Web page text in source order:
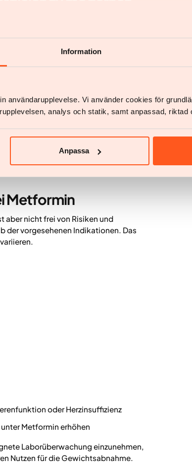
Information
användarupplevelse. Vi använder cookies för
analys och statik, samt anpassad, riktad
Anpassa
aber der Effekt ist meist begrenzt,
ausgeprägten Stoffwechselstörungen
beobachten.
Therapien – etwa GLP-1-
auf Appetitregulation, Hunger und
schwächer.
eingesetzt werden, um das
zu verbessern. Regelmässige ärztliche
das Hauptziel Gewichtsabnahme
Indikationen verwendet werden.
Metformin
aber nicht frei von Risiken und
der vorgesehenen Indikationen. Das
oder Herzinsuffizienz
Metformin erhöhen
Laborüberwachung einzunehmen,
Nutzen für die Gewichtsabnahme.